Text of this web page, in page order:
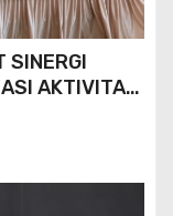
SINERGI
AKTIVITAS